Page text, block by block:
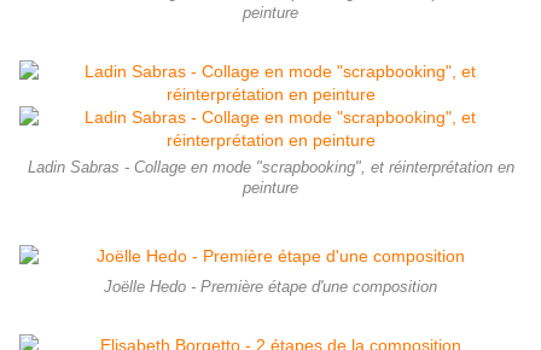
peinture
Ladin Sabras - Collage en mode "scrapbooking", et réinterprétation en
peinture
Joëlle Hedo - Première étape d'une composition